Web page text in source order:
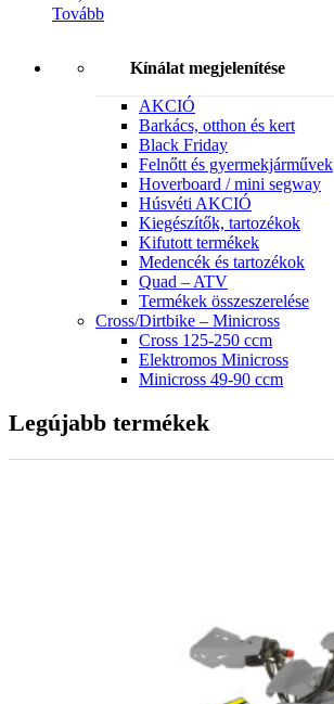
Tovább
Kínálat megjelenítése
AKCIÓ
Barkács, otthon és kert
Black Friday
Felnőtt és gyermekjárművek
Hoverboard / mini segway
Húsvéti AKCIÓ
Kiegészítők, tartozékok
Kifutott termékek
Medencék és tartozékok
Quad – ATV
Termékek összeszerelése
Cross/Dirtbike – Minicross
Cross 125-250 ccm
Elektromos Minicross
Minicross 49-90 ccm
Legújabb termékek